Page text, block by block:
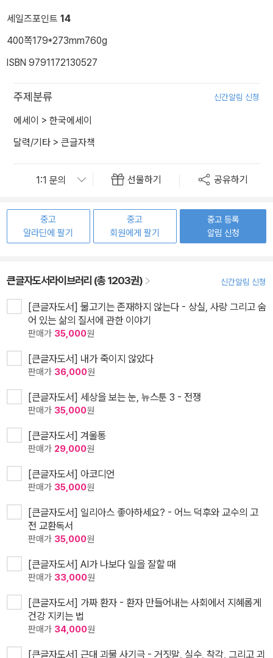
세일즈포인트 14
400쪽179*273mm760g
ISBN 9791172130527
주제분류 신간알림 신청
에세이 > 한국에세이
달력/기타 > 큰글자책
선물하기 공유하기
중고
알라딘에 팔기
중고
회원에게 팔기
중고 등록
알림 신청
큰글자도서라이브러리 (총 1203권) 신간알림 신청
[큰글자도서] 물고기는 존재하지 않는다 - 상실, 사랑 그리고 숨
어 있는 삶의 질서에 관한 이야기
판매가 35,000원
[큰글자도서] 내가 죽이지 않았다
판매가 36,000원
[큰글자도서] 세상을 보는 눈, 뉴스툰 3 - 전쟁
판매가 35,000원
[큰글자도서] 겨울통
판매가 29,000원
[큰글자도서] 아코디언
판매가 35,000원
[큰글자도서] 일리아스 좋아하세요? - 어느 덕후와 교수의 고
전 교환독서
판매가 35,000원
[큰글자도서] AI가 나보다 일을 잘할 때
판매가 33,000원
[큰글자도서] 가짜 환자 - 환자 만들어내는 사회에서 지혜롭게
건강 지키는 법
판매가 34,000원
[큰글자도서] 근대 괴물 사기극 - 거짓말, 실수, 착각, 그리고 괴